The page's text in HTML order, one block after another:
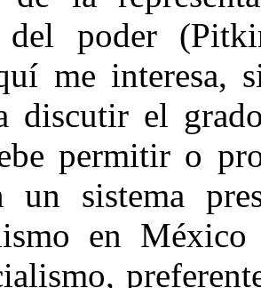
del poder
me interesa,
discutir el
permitir o
un sistema
en